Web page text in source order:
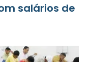
salários de